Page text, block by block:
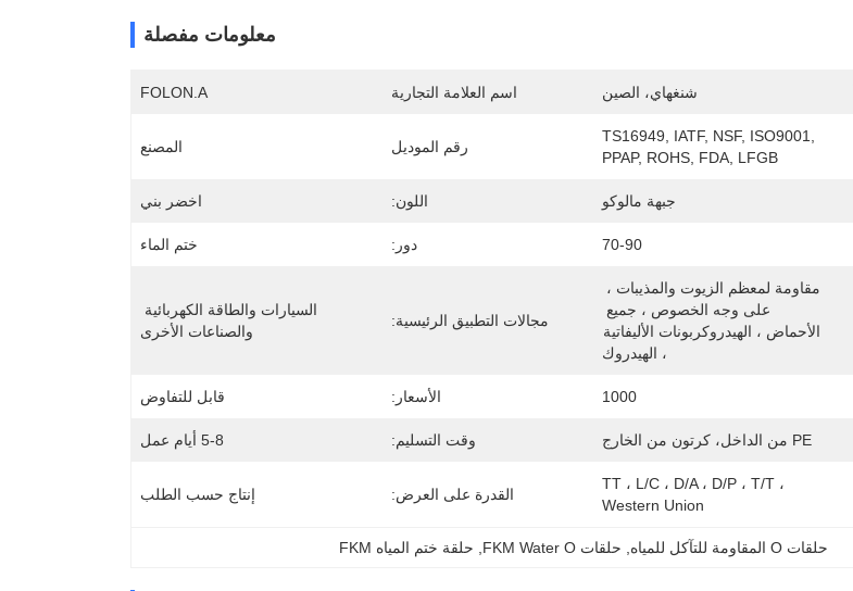
معلومات مفصلة
شنغهاي، الصين اسم العلامة التجارية FOLON.A
TS16949, IATF, NSF, ISO9001,
PPAP, ROHS, FDA, LFGB
رقم الموديل المصنع
جبهة مالوكو اللون: اخضر بني
70-90 دور: ختم الماء
، الهيدروك
مجالات التطبيق الرئيسية:
والصناعات الأخرى
1000 الأسعار: قابل للتفاوض
PE من الداخل، كرتون من الخارج وقت التسليم: 5-8 أيام عمل
TT ، L/C ، D/A ، D/P ، T/T ،
Western Union
القدرة على العرض: إنتاج حسب الطلب
حلقات O المقاومة للتآكل للمياه حلقات FKM Water O حلقة ختم المياه FKM